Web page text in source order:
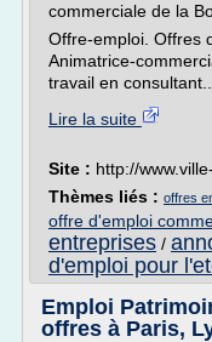
commerciale de la
Offre-emploi. Offres
Animatrice-
travail en consultant...
Lire la suite
Site : http://
Thèmes liés : offres
offre d'emploi
entreprises /
d'emploi pour
Emploi
offres à Paris,